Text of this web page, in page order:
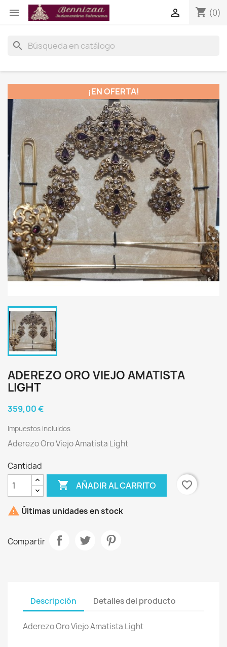
 shopping_cart (0)

search
¡EN OFERTA!
ADEREZO ORO VIEJO AMATISTA
LIGHT
359,00 €
Impuestos incluidos
Aderezo Oro Viejo Amatista Light
Cantidad
 AÑADIR AL CARRITO favorite_border
 Últimas unidades en stock
Compartir
Descripción Detalles del producto
Aderezo Oro Viejo Amatista Light